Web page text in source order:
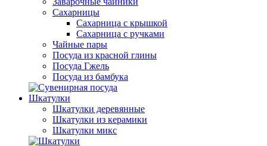
Сахарницы
Сахарница с крышкой
Сахарница с ручками
Чайные пары
Посуда из красной глины
Посуда Гжель
Посуда из бамбука
Шкатулки
Шкатулки деревянные
Шкатулки из керамики
Шкатулки микс